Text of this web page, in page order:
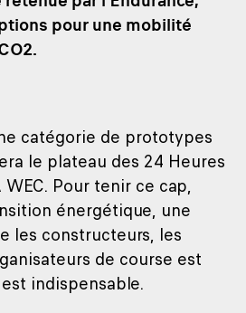
pour une mobilité
catégorie de prototypes
le plateau des 24 Heures
Pour tenir ce cap,
énergétique, une
les constructeurs, les
de course est
indispensable.